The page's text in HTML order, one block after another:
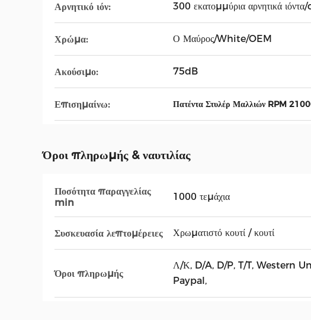
Αρνητικό ιόν: 300 εκατομμύρια αρνητικά
Χρώμα: Ο Μαύρος/White/OEM
Ακούσιμο: 75dB
Επισημαίνω: Πατέντα Στυλέρ Μαλλιών RPM
Όροι πληρωμής & ναυτιλίας
Ποσότητα παραγγελίας
min
1000 τεμάχια
Συσκευασία λεπτομέρειες Χρωματιστό κουτί / κουτί
Όροι πληρωμής
Λ/Κ, D/A, D/P, T/T, Western
Paypal,